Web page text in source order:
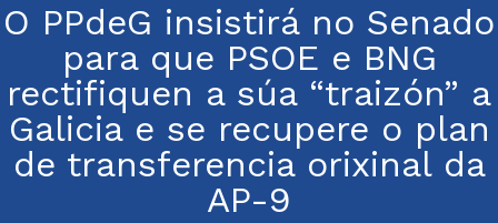
O PPdeG insistirá no Senado
para que PSOE e BNG
rectifiquen a súa “traizón” a
Galicia e se recupere o plan
de transferencia orixinal da
AP-9